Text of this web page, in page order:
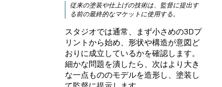
従来の塗装や仕上げの技術は、監督に提出す
る前の最終的なマケットに使用する。
スタジオでは通常、まず小さめの3Dプ
リントから始め、形状や構造が意図ど
おりに成立しているかを確認します。
細かな問題を潰したら、次はより大き
な一点もののモデルを造形し、塗装し